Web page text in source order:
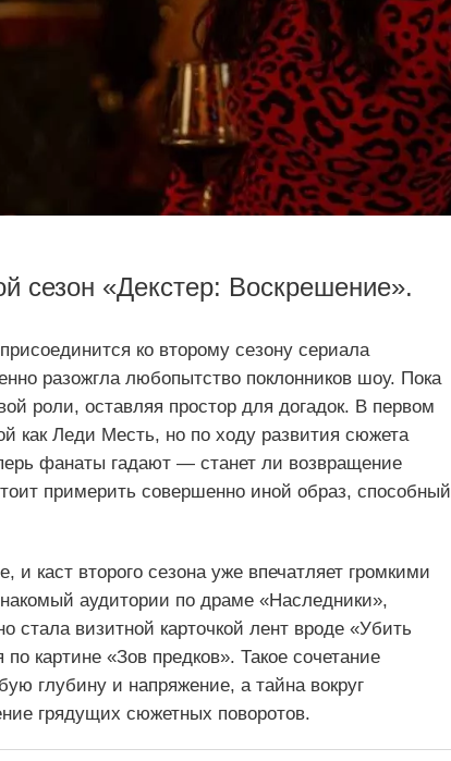
сезон «Декстер: Воскрешение».
ко второму сезону сериала
разожгла любопытство поклонников шоу. Пока
роли, оставляя простор для догадок. В первом
как Леди Месть, но по ходу развития сюжета
фанаты гадают — станет ли возвращение
примерить совершенно иной образ, способный
каст второго сезона уже впечатляет громкими
аудитории по драме «Наследники»,
визитной карточкой лент вроде «Убить
картине «Зов предков». Такое сочетание
глубину и напряжение, а тайна вокруг
грядущих сюжетных поворотов.